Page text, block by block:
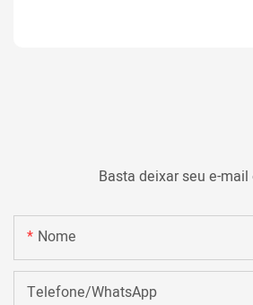
Basta deixar seu e-
Nome
Telefone/WhatsApp